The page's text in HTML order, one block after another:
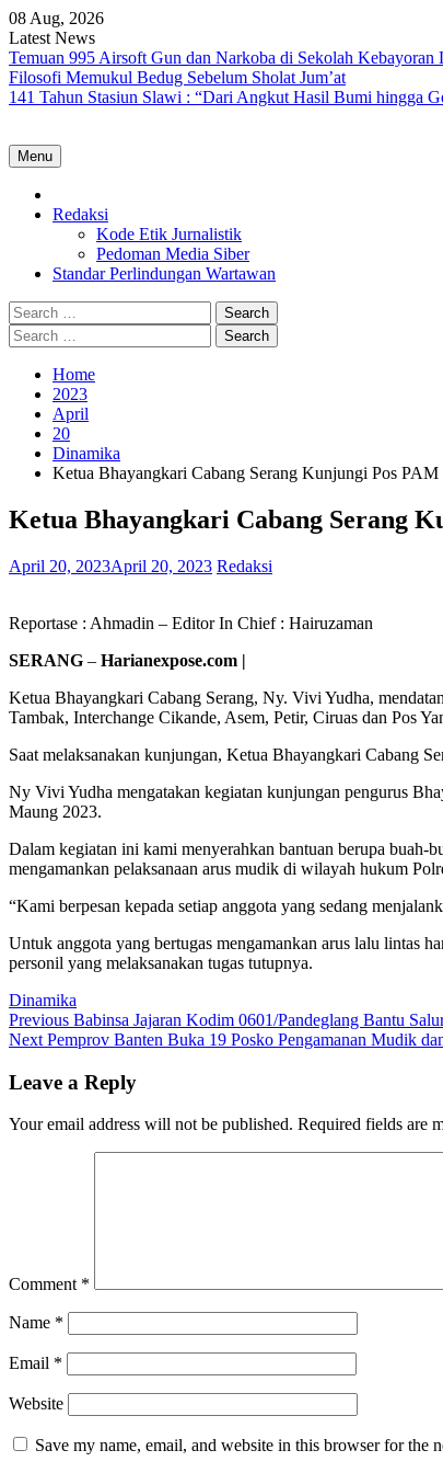
Skip
to
content
08 Aug, 2026
Latest News
Temuan 995 Airsoft Gun dan Narkoba di Sekolah
Filosofi Memukul Bedug Sebelum Sholat Jum’at
141 Tahun Stasiun Slawi : “Dari Angkut Hasil Bumi hingga
Menu
Redaksi
Kode Etik Jurnalistik
Pedoman Media Siber
Standar Perlindungan Wartawan
Search
for:
Search
for:
Home
2023
April
20
Dinamika
Ketua Bhayangkari Cabang Serang Kunjungi Pos
Ketua Bhayangkari Cabang Serang
April 20, 2023April 20, 2023 Redaksi
Reportase : Ahmadin – Editor In Chief : Hairuzaman
SERANG – Harianexpose.com |
Ketua Bhayangkari Cabang Serang, Ny. Vivi Yudha,
Tambak, Interchange Cikande, Asem, Petir, Ciruas dan Pos
Saat melaksanakan kunjungan, Ketua Bhayangkari Cabang
Ny Vivi Yudha mengatakan kegiatan kunjungan pengurus
Maung 2023.
Dalam kegiatan ini kami menyerahkan bantuan berupa buah-
mengamankan pelaksanaan arus mudik di wilayah hukum
“Kami berpesan kepada setiap anggota yang sedang
Untuk anggota yang bertugas mengamankan arus lalu lintas
personil yang melaksanakan tugas tutupnya.
Dinamika
Post
navigation
Previous Previous
post:
Babinsa Jajaran Kodim 0601/Pandeglang Bantu
Next Next
Pemprov Banten Buka 19 Posko Pengamanan Mudik
Leave a Reply
Your email address will not be published. Required fields are
Comment *
Name *
Email *
Website
Save my name, email, and website in this browser for the